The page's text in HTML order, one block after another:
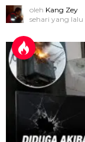
oleh Kang Zey
sehari yang lalu